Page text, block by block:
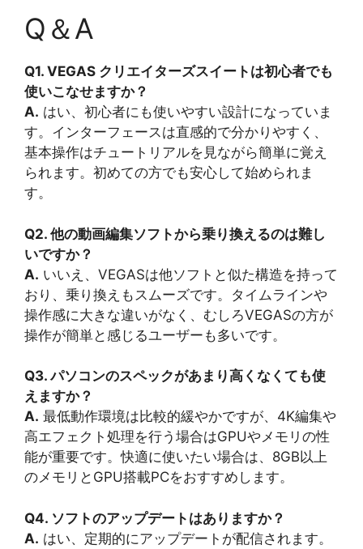
Q＆A
Q1. VEGAS クリエイターズスイートは初心者でも
使いこなせますか？
A. はい、初心者にも使いやすい設計になっていま
す。インターフェースは直感的で分かりやすく、
基本操作はチュートリアルを見ながら簡単に覚え
られます。初めての方でも安心して始められま
す。
Q2. 他の動画編集ソフトから乗り換えるのは難し
いですか？
A. いいえ、VEGASは他ソフトと似た構造を持って
おり、乗り換えもスムーズです。タイムラインや
操作感に大きな違いがなく、むしろVEGASの方が
操作が簡単と感じるユーザーも多いです。
Q3. パソコンのスペックがあまり高くなくても使
えますか？
A. 最低動作環境は比較的緩やかですが、4K編集や
高エフェクト処理を行う場合はGPUやメモリの性
能が重要です。快適に使いたい場合は、8GB以上
のメモリとGPU搭載PCをおすすめします。
Q4. ソフトのアップデートはありますか？
A. はい、定期的にアップデートが配信されます。